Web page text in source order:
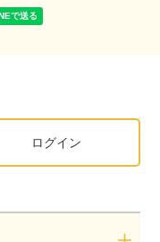
ログイン